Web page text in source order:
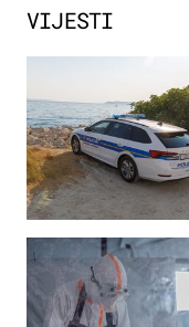
VIJESTI